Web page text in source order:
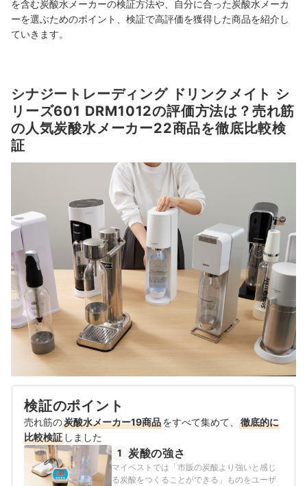
を含む炭酸水メーカーの検証方法や、自分に合った炭酸水メーカ
ーを選ぶためのポイント、検証で高評価を獲得した商品を紹介し
ていきます。
シナジートレーディング ドリンクメイト シ
リーズ601 DRM1012の評価方法は？売れ筋
の人気炭酸水メーカー22商品を徹底比較検
証
検証のポイント
売れ筋の炭酸水メーカー19商品をすべて集めて、
徹底的に
比較検証 しました
1 炭酸の強さ
マイベストでは「市販の炭酸より強いと感じ
る炭酸をつくることができる」ものをユーザ